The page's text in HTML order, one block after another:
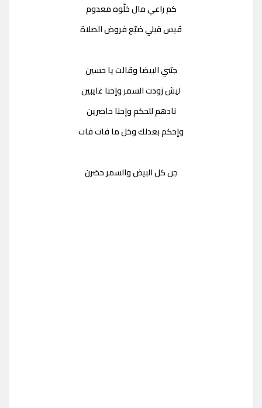
كم راعي مال خلّوه معدوم
قيس قبلي ضيّع فروض الصلاة
جتني البيضا وقالت يا حسين
ليش زودت السمر وإحنا غايبين
نادهم للحكم وإحنا حاضرين
وإحكم بعدلك وخل ما فات فات
جن كل البيض والسمر حضرن